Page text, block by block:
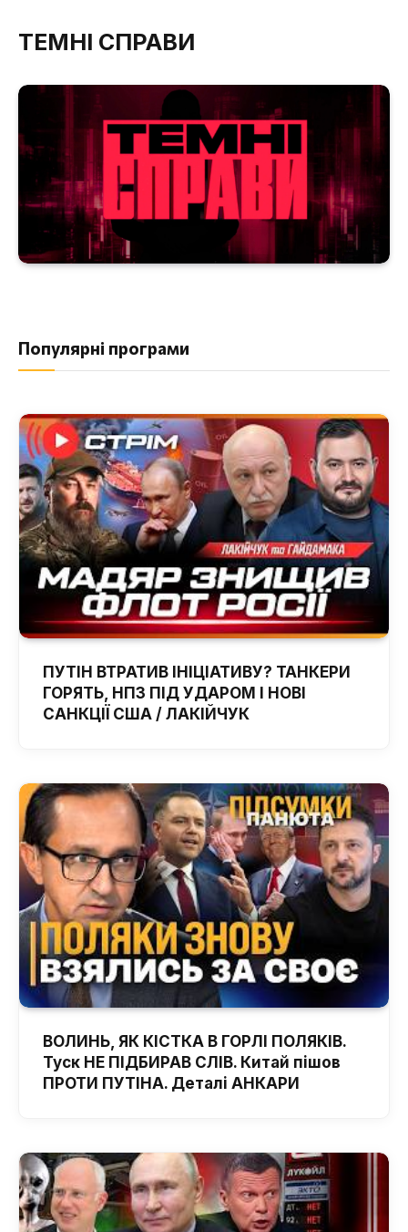
ТЕМНІ СПРАВИ
Популярні програми
ПУТІН ВТРАТИВ ІНІЦІАТИВУ? ТАНКЕРИ
ГОРЯТЬ, НПЗ ПІД УДАРОМ І НОВІ
САНКЦІЇ США / ЛАКІЙЧУК
ВОЛИНЬ, ЯК КІСТКА В ГОРЛІ ПОЛЯКІВ.
Туск НЕ ПІДБИРАВ СЛІВ. Китай пішов
ПРОТИ ПУТІНА. Деталі АНКАРИ